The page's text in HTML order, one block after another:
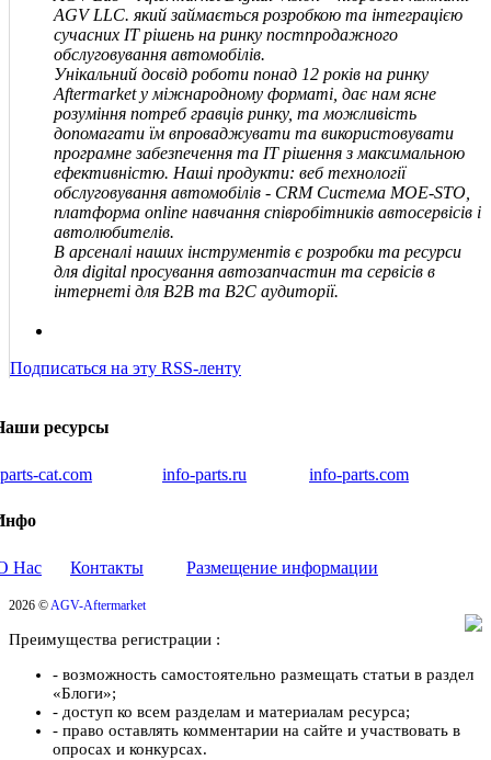
AGVLLC. який займається розробкою та інтеграцією
сучасних IT рішень на ринку постпродажного
обслуговування автомобілів.
Унікальний досвід роботи понад 12 років на ринку
Aftermarket у міжнародному форматі, дає нам ясне
розуміння потреб гравців ринку, та можливість
допомагати їм впроваджувати та використовувати
програмне забезпечення та IT рішення з максимальною
ефективністю. Наші продукти: веб технології
обслуговування автомобілів - CRM Система MOE-STO,
платформа online навчання співробітників автосервісів і
автолюбителів.
В арсеналі наших інструментів є розробки та ресурси
для digital просування автозапчастин та сервісів в
інтернеті для В2В та В2С аудиторії.
Подписаться на эту RSS-ленту
ресурсы
cat.com info-parts.ru info-parts.com
Нас Контакты Размещение информации
2026 ©AGV-Aftermarket
Преимущества регистрации :
- возможность самостоятельно размещать статьи в раздел
«Блоги»;
- доступ ко всем разделам и материалам ресурса;
- право оставлять комментарии на сайте и участвовать в
опросах и конкурсах.